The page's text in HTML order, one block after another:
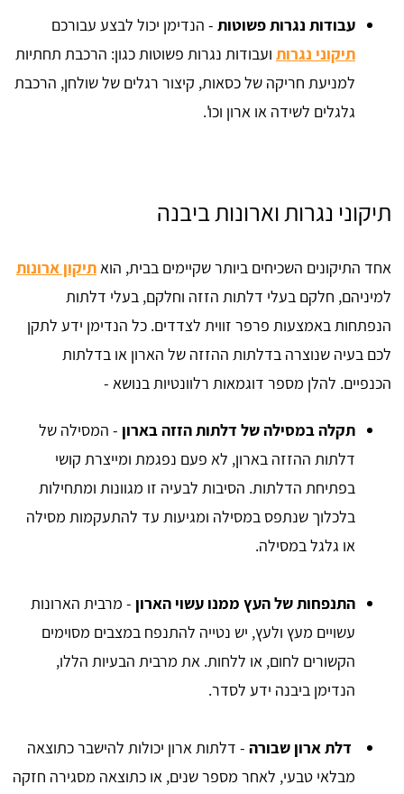
עבודות נגרות פשוטות - הנדימן יכול לבצע עבורכם
תיקוני נגרות ועבודות נגרות פשוטות כגון: הרכבת תחתיות
למניעת חריקה של כסאות, קיצור רגלים של שולחן, הרכבת
גלגלים לשידה או ארון וכו'.
תיקוני נגרות וארונות ביבנה
אחד התיקונים השכיחים ביותר שקיימים בבית, הואתיקון ארונות
למיניהם, חלקם בעלי דלתות הזזה וחלקם, בעלי דלתות
הנפתחות באמצעות פרפר זווית לצדדים. כל הנדימן ידע לתקן
לכם בעיה שנוצרה בדלתות ההזזה של הארון או בדלתות
הכנפיים. להלן מספר דוגמאות רלוונטיות בנושא -
תקלה במסילה של דלתות הזזה בארון - המסילה של
דלתות ההזזה בארון, לא פעם נפגמת ומייצרת קושי
בפתיחת הדלתות. הסיבות לבעיה זו מגוונות ומתחילות
בלכלוך שנתפס במסילה ומגיעות עד להתעקמות מסילה
או גלגל במסילה.
התנפחות של העץ ממנו עשוי הארון - מרבית הארונות
עשויים מעץ ולעץ, יש נטייה להתנפח במצבים מסוימים
הקשורים לחום, או ללחות. את מרבית הבעיות הללו,
הנדימן ביבנה ידע לסדר.
דלת ארון שבורה - דלתות ארון יכולות להישבר כתוצאה
מבלאי טבעי, לאחר מספר שנים, או כתוצאה מסגירה חזקה